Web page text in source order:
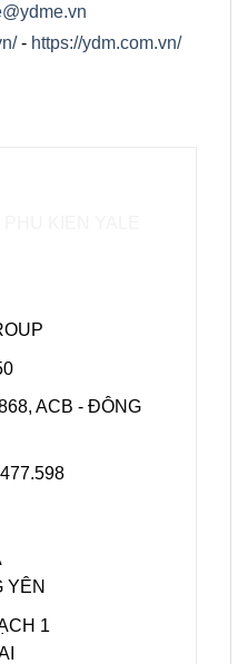
- https://ydm.com.vn/
ACB - ĐÔNG
YÊN
1